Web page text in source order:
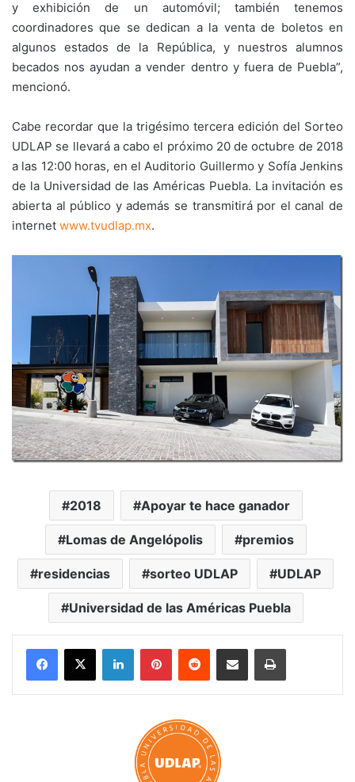
y exhibición de un automóvil; también tenemos
coordinadores que se dedican a la venta de boletos en
algunos estados de la República, y nuestros alumnos
becados nos ayudan a vender dentro y fuera de Puebla”,
mencionó.
Cabe recordar que la trigésimo tercera edición del Sorteo
UDLAP se llevará a cabo el próximo 20 de octubre de 2018
a las 12:00 horas, en el Auditorio Guillermo y Sofía Jenkins
de la Universidad de las Américas Puebla. La invitación es
abierta al público y además se transmitirá por el canal de
internet www.tvudlap.mx.
2018 Apoyar te hace ganador
Lomas de Angelópolis premios
residencias sorteo UDLAP UDLAP
Universidad de las Américas Puebla
LinkedInPinterestReddit Share via Email Print